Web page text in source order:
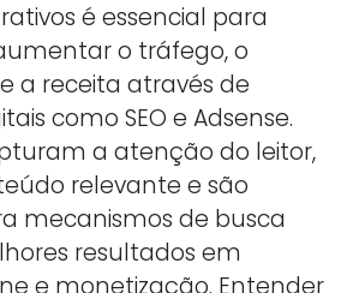
é essencial para
o tráfego, o
a receita através de
como SEO e Adsense.
a atenção do leitor,
relevante e são
mecanismos de busca
resultados em